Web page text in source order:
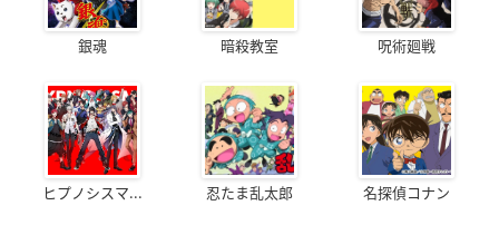
銀魂 暗殺教室 呪術廻戦
ヒプノシスマ... 忍たま乱太郎 名探偵コナン